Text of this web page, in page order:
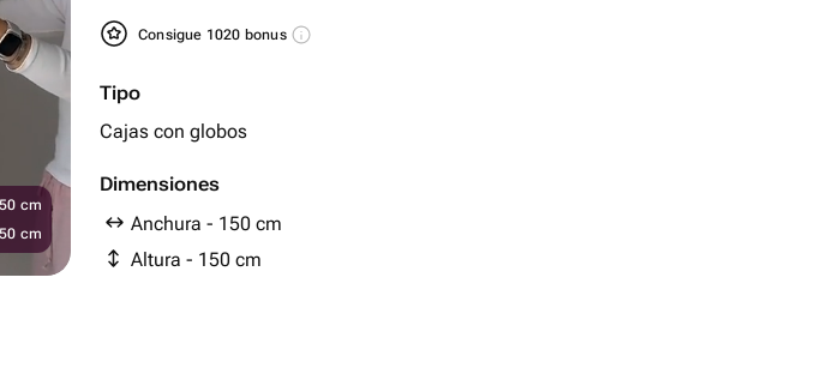
Consigue 1020 bonus
Tipo
Cajas con globos
Dimensiones
Anchura - 150 cm
Altura - 150 cm
cm
cm